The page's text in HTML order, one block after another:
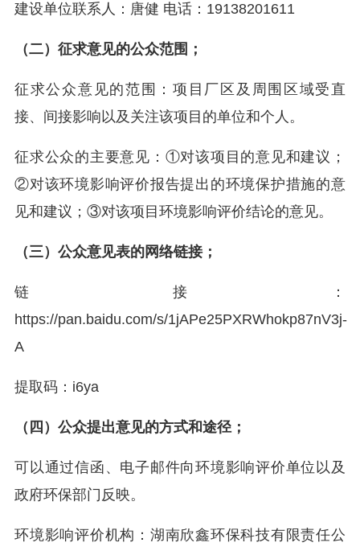
建设单位联系人：唐健 电话：19138201611
（二）征求意见的公众范围；
征求公众意见的范围：项目厂区及周围区域受直
接、间接影响以及关注该项目的单位和个人。
征求公众的主要意见：①对该项目的意见和建议；
②对该环境影响评价报告提出的环境保护措施的意
见和建议；③对该项目环境影响评价结论的意见。
（三）公众意见表的网络链接；
链接：
https://pan.baidu.com/s/1jAPe25PXRWhokp87nV3j-
A
提取码：i6ya
（四）公众提出意见的方式和途径；
可以通过信函、电子邮件向环境影响评价单位以及
政府环保部门反映。
环境影响评价机构：湖南欣鑫环保科技有限责任公